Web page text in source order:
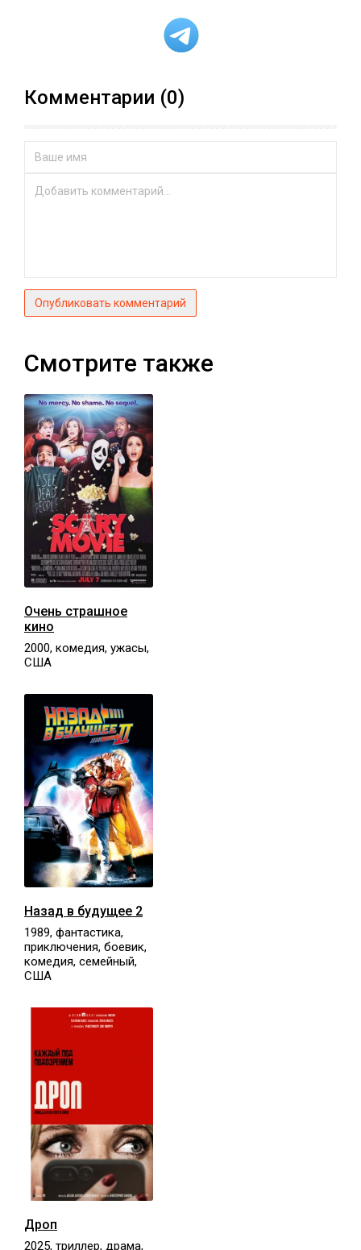
Комментарии (0)
Опубликовать комментарий
Смотрите также
Очень страшное
кино
2000, комедия, ужасы,
США
Назад в будущее 2
1989, фантастика,
приключения, боевик,
комедия, семейный,
США
Дроп
2025, триллер, драма,